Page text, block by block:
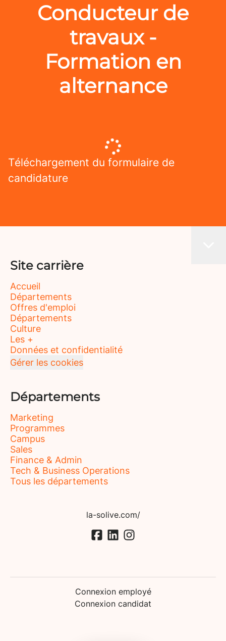
Conducteur de
travaux -
Formation en
alternance
Téléchargement du formulaire de
candidature
Site carrière
Accueil
Départements
Offres d'emploi
Départements
Culture
Les +
Données et confidentialité
Gérer les cookies
Départements
Marketing
Programmes
Campus
Sales
Finance & Admin
Tech & Business Operations
Tous les départements
la-solive.com/
Connexion employé
Connexion candidat